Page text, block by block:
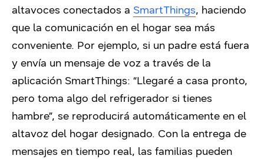
altavoces conectados a SmartThings, haciendo
que la comunicación en el hogar sea más
conveniente. Por ejemplo, si un padre está fuera
y envía un mensaje de voz a través de la
aplicación SmartThings: “Llegaré a casa pronto,
pero toma algo del refrigerador si tienes
hambre”, se reproducirá automáticamente en el
altavoz del hogar designado. Con la entrega de
mensajes en tiempo real, las familias pueden